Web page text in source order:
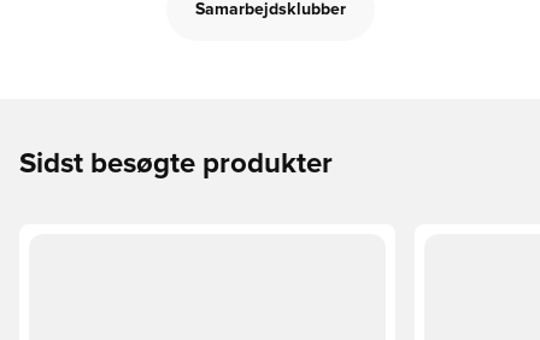
Samarbejdsklubber
Sidst besøgte produkter